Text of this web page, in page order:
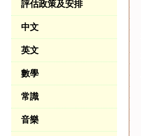
評估政策及安排
中文
英文
數學
常識
音樂